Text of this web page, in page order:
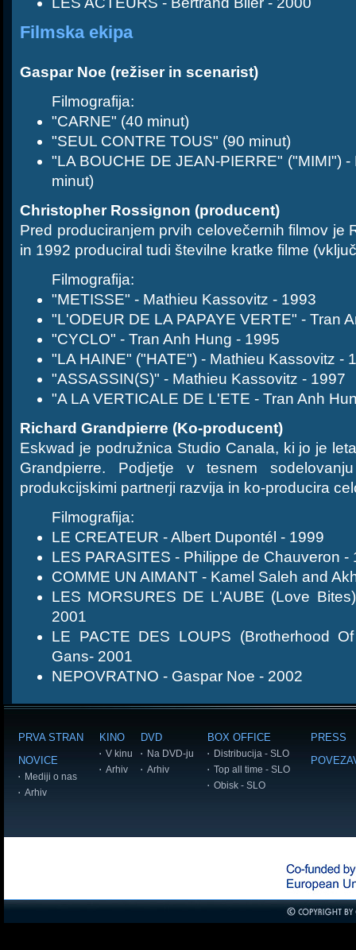
Filmska ekipa
Gaspar Noe (režiser in scenarist)
Filmografija:
"CARNE" (40 minut)
"SEUL CONTRE TOUS" (90 minut)
"LA BOUCHE DE JEAN-PIERRE" ("MIMI")
minut)
Christopher Rossignon (producent)
Pred produciranjem prvih celovečernih filmov je
in 1992 produciral tudi številne kratke filme
Filmografija:
"METISSE" - Mathieu Kassovitz - 1993
"L'ODEUR DE LA PAPAYE VERTE" - Tran
"CYCLO" - Tran Anh Hung - 1995
"LA HAINE" ("HATE") - Mathieu Kassovitz -
"ASSASSIN(S)" - Mathieu Kassovitz - 1997
"A LA VERTICALE DE L'ETE - Tran Anh
Richard Grandpierre (Ko-producent)
Eskwad je podružnica Studio Canala, ki jo je
Grandpierre. Podjetje v tesnem
produkcijskimi partnerji razvija in ko-producira
Filmografija:
LE CREATEUR - Albert Dupontél - 1999
LES PARASITES - Philippe de Chauveron -
COMME UN AIMANT - Kamel Saleh and
LES MORSURES DE L'AUBE (Love
2001
LE PACTE DES LOUPS (Brotherhood
Gans- 2001
NEPOVRATNO - Gaspar Noe - 2002
PRVA STRAN
NOVICE
Mediji o nas
Arhiv
KINO
V kinu
Arhiv
DVD
Na DVD-ju
Arhiv
BOX OFFICE
Distribucija - SLO
Top all time - SLO
Obisk - SLO
PRESS